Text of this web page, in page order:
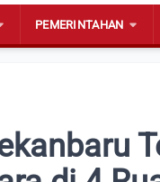
PEMERINTAHAN